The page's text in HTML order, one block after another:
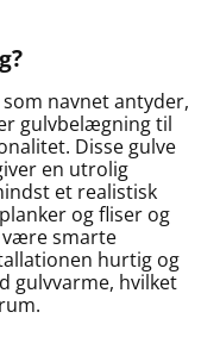
navnet antyder,
gulvbelægning til
Disse gulve
en utrolig
et realistisk
og fliser og
være smarte
hurtig og
gulvvarme, hvilket